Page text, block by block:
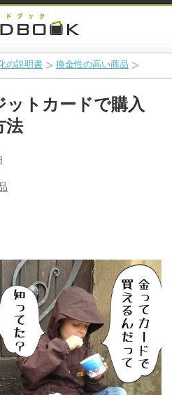
の説明書 換金性の高い商品
トカードで購入
法